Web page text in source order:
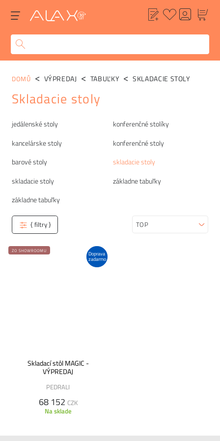
Kategórie
jedálenské stoly
konferenčné stolíky
kancelárske stoly
konferenčné stoly
barové stoly
skladacie stoly
skladacie stoly
základne tabuľky
základne tabuľky
DOMŮ VÝPREDAJ TABUĽKY SKLADACIE STOLY
Skladacie stoly
{ filtry } Zoradiť
Doprava
zadarmo
ZO SHOWROOMU
Skladací stôl MAGIC -
VÝPREDAJ
PEDRALI
68 152 CZK
Na sklade